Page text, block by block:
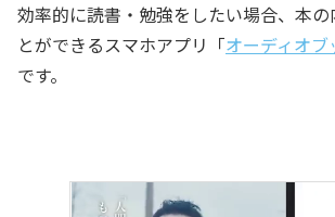
効率的に読書・勉強をしたい場合、本
とができるスマホアプリ「オーディオブ
です。